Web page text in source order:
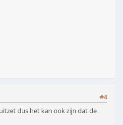
#4
dus het kan ook zijn dat de